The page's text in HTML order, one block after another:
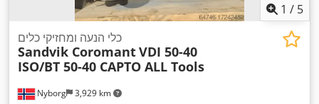
1 / 5
Nyborg 3,929 km
כלי הנעה ומחזיקי כלים
Sandvik CoromantVDI 50-40
ISO/BT 50-40 CAPTO ALL Tools